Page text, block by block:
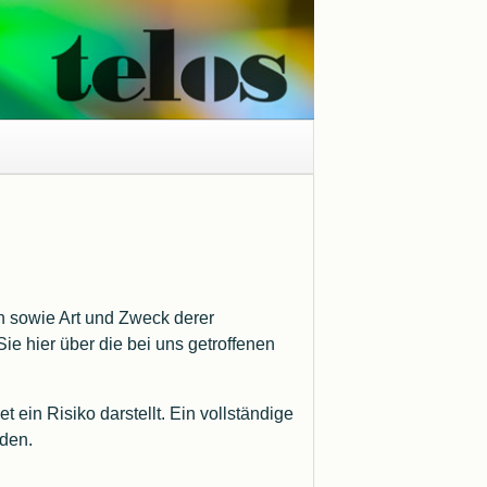
Kernisolierung
Windows Druckertreiber
sowie Art und Zweck derer
hier über die bei uns getroffenen
ein Risiko darstellt. Ein vollständige